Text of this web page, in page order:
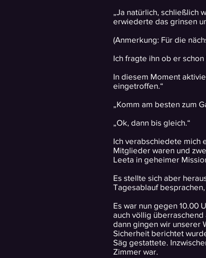
„Ja natürlich, schließlich
erwiederte das grinsen
(Anmerkung: Für die
Ich fragte ihn ob er
In diesem Moment
eingetroffen.“
„Komm am besten zum
„Ok, dann bis gleich.“
Ich verabschiedete mich
Mitglieder waren und
Leeta in geheimer
Es stellte sich aber
Tagesablauf
Es war nun gegen 10.00
auch völlig
dann gingen wir unserer
Sicherheit berichtet
Säg gestattete.
Zimmer war.